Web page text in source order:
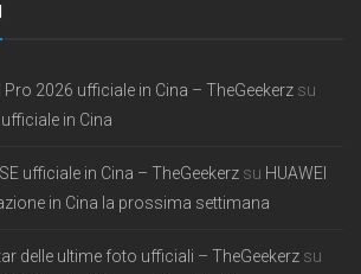
Pro 2026 ufficiale in Cina – TheGeekerz su
in Cina
ufficiale in Cina – TheGeekerz su HUAWEI
in Cina la prossima settimana
delle ultime foto ufficiali – TheGeekerz su